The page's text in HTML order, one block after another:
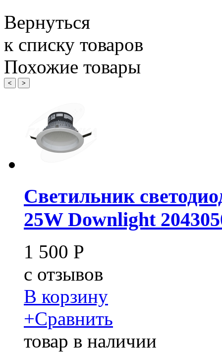
Вернуться
к списку товаров
Похожие товары
< >
Светильник
25W Downlight
1 500 Р
c отзывов
В корзину
+Сравнить
товар в наличии